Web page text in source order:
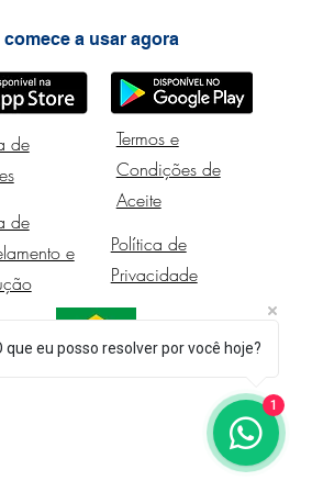
comece a usar agora
de
de
e
Termos e
Condições de
Aceite
Política de
Privacidade
que eu posso resolver por você hoje?
1